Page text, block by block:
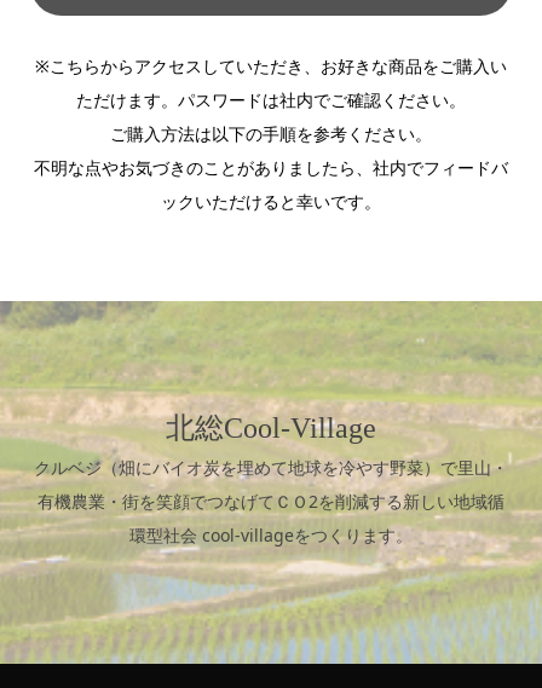
※こちらからアクセスしていただき、お好きな商品をご購入い
ただけます。パスワードは社内でご確認ください。
ご購入方法は以下の手順を参考ください。
不明な点やお気づきのことがありましたら、社内でフィードバ
ックいただけると幸いです。
北総Cool-Village
クルベジ（畑にバイオ炭を埋めて地球を冷やす野菜）で里山・
有機農業・街を笑顔でつなげてＣＯ2を削減する新しい地域循
環型社会 cool-villageをつくります。